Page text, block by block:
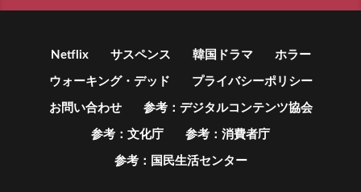
Netflix サスペンス 韓国ドラマ ホラー
ウォーキング・デッド プライバシーポリシー
お問い合わせ 参考：デジタルコンテンツ協会
参考：文化庁 参考：消費者庁
参考：国民生活センター